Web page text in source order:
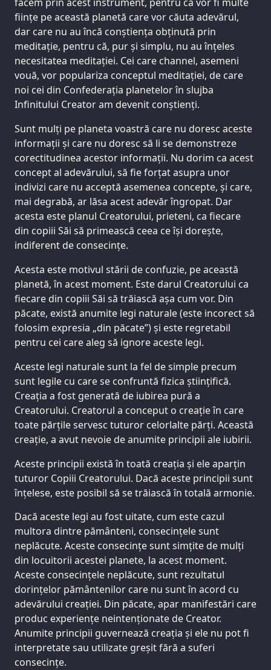
ființe pe această planetă care vor căuta adevărul,
dar care nu au încă conștiența obținută prin
meditație, pentru că, pur și simplu, nu au înțeles
necesitatea meditației. Cei care channel, asemeni
vouă, vor populariza conceptul meditației, de care
noi cei din Confederația planetelor în slujba
Infinitului Creator am devenit conștienți.
Sunt mulți pe planeta voastră care nu doresc aceste
informații și care nu doresc să li se demonstreze
corectitudinea acestor informații. Nu dorim ca acest
concept al adevărului, să fie forțat asupra unor
indivizi care nu acceptă asemenea concepte, și care,
mai degrabă, ar lăsa acest adevăr îngropat. Dar
acesta este planul Creatorului, prieteni, ca fiecare
din copiii Săi să primească ceea ce își dorește,
indiferent de consecințe.
Acesta este motivul stării de confuzie, pe această
planetă, în acest moment. Este darul Creatorului ca
fiecare din copiii Săi să trăiască așa cum vor. Din
păcate, există anumite legi naturale (este incorect să
folosim expresia „din păcate”) și este regretabil
pentru cei care aleg să ignore aceste legi.
Aceste legi naturale sunt la fel de simple precum
sunt legile cu care se confruntă fizica științifică.
Creația a fost generată de iubirea pură a
Creatorului. Creatorul a conceput o creație în care
toate părțile servesc tuturor celorlalte părți. Această
creație, a avut nevoie de anumite principii ale iubirii.
Aceste principii există în toată creația și ele aparțin
tuturor Copiii Creatorului. Dacă aceste principii sunt
înțelese, este posibil să se trăiască în totală armonie.
Dacă aceste legi au fost uitate, cum este cazul
multora dintre pământeni, consecințele sunt
neplăcute. Aceste consecințe sunt simțite de mulți
din locuitorii acestei planete, la acest moment.
Aceste consecințele neplăcute, sunt rezultatul
dorințelor pământenilor care nu sunt în acord cu
adevărului creației. Din păcate, apar manifestări care
produc experiențe neintenționate de Creator.
Anumite principii guvernează creația și ele nu pot fi
interpretate sau utilizate greșit fără a suferi
consecințe.